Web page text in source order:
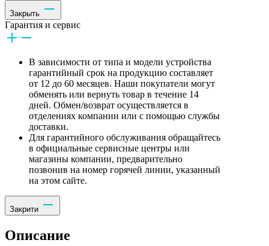
Закрыть
Гарантия и сервис
В зависимости от типа и модели устройства
гарантийный срок на продукцию составляет
от 12 до 60 месяцев. Наши покупатели могут
обменять или вернуть товар в течение 14
дней. Обмен/возврат осуществляется в
отделениях компании или с помощью службы
доставки.
Для гарантийного обслуживания обращайтесь
в официальные сервисные центры или
магазины компании, предварительно
позвонив на номер горячей линии, указанный
на этом сайте.
Закрити
Описание